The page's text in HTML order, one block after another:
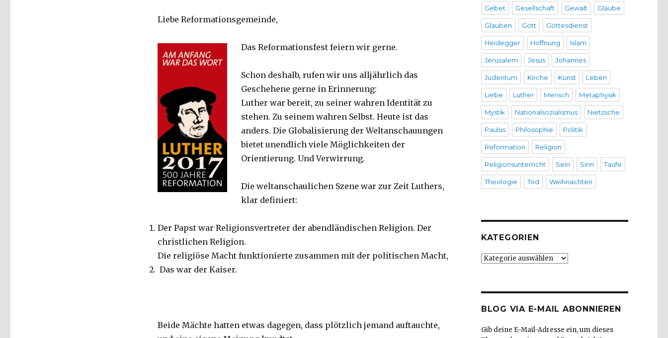
Liebe Reformationsgemeinde,
Das Reformationsfest feiern wir gerne.
Schon deshalb, rufen wir uns alljährlich das
Geschehene gerne in Erinnerung:
Luther war bereit, zu seiner wahren Identität zu
stehen. Zu seinem wahren Selbst. Heute ist das
anders. Die Globalisierung der Weltanschauungen
bietet unendlich viele Möglichkeiten der
Orientierung. Und Verwirrung.
Die weltanschaulichen Szene war zur Zeit Luthers,
klar definiert:
Der Papst war Religionsvertreter der abendländischen Religion. Der
christlichen Religion.
Die religiöse Macht funktionierte zusammen mit der politischen Macht,
Das war der Kaiser.
Beide Mächte hatten etwas dagegen, dass plötzlich jemand auftauchte,
Gebet Gesellschaft Gewalt Glaube
Glauben Gott Gottesdienst
Heidegger Hoffnung Islam
Jerusalem Jesus Johannes
Judentum Kirche Kunst Leben
Liebe Luther Mensch Metaphysik
Mystik Nationalsozialismus Nietzsche
Paulus Philosophie Politik
Reformation Religion
Religionsunterricht Sein Sinn Taufe
Theologie Tod Weihnachten
KATEGORIEN
Kategorien
BLOG VIA E-MAIL ABONNIEREN
Gib deine E-Mail-Adresse ein, um dieses